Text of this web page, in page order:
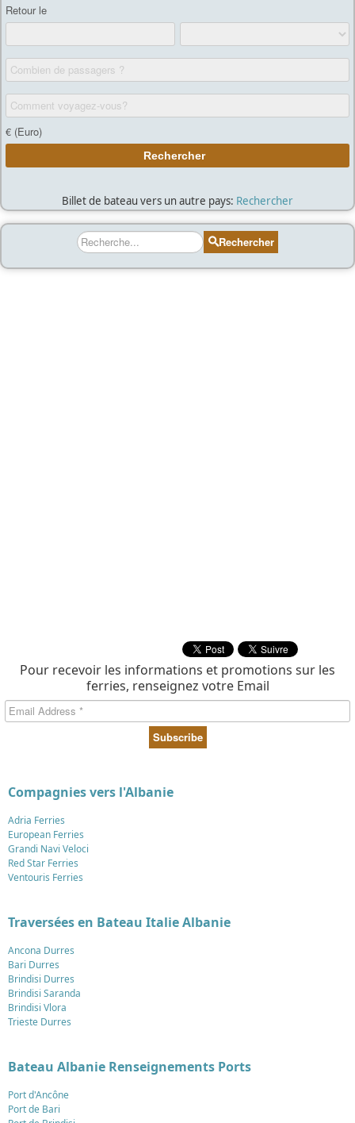
Billet de bateau vers un autre pays: Rechercher
Rechercher Rechercher
Pour recevoir les informations et promotions sur les
ferries, renseignez votre Email
Compagnies vers l'Albanie
Adria Ferries
European Ferries
Grandi Navi Veloci
Red Star Ferries
Ventouris Ferries
Traversées en Bateau Italie Albanie
Ancona Durres
Bari Durres
Brindisi Durres
Brindisi Saranda
Brindisi Vlora
Trieste Durres
Bateau Albanie Renseignements Ports
Port d'Ancône
Port de Bari